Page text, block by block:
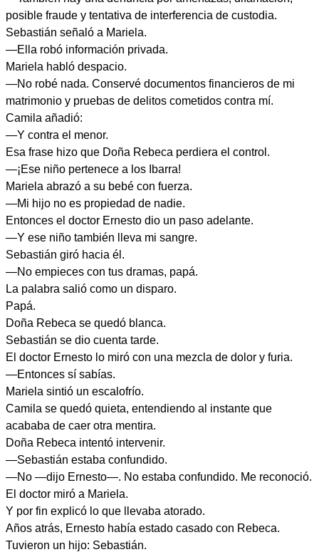
posible fraude y tentativa de interferencia de custodia.
Sebastián señaló a Mariela.
—Ella robó información privada.
Mariela habló despacio.
—No robé nada. Conservé documentos financieros de mi
matrimonio y pruebas de delitos cometidos contra mí.
Camila añadió:
—Y contra el menor.
Esa frase hizo que Doña Rebeca perdiera el control.
—¡Ese niño pertenece a los Ibarra!
Mariela abrazó a su bebé con fuerza.
—Mi hijo no es propiedad de nadie.
Entonces el doctor Ernesto dio un paso adelante.
—Y ese niño también lleva mi sangre.
Sebastián giró hacia él.
—No empieces con tus dramas, papá.
La palabra salió como un disparo.
Papá.
Doña Rebeca se quedó blanca.
Sebastián se dio cuenta tarde.
El doctor Ernesto lo miró con una mezcla de dolor y furia.
—Entonces sí sabías.
Mariela sintió un escalofrío.
Camila se quedó quieta, entendiendo al instante que
acababa de caer otra mentira.
Doña Rebeca intentó intervenir.
—Sebastián estaba confundido.
—No —dijo Ernesto—. No estaba confundido. Me reconoció.
El doctor miró a Mariela.
Y por fin explicó lo que llevaba atorado.
Años atrás, Ernesto había estado casado con Rebeca.
Tuvieron un hijo: Sebastián.